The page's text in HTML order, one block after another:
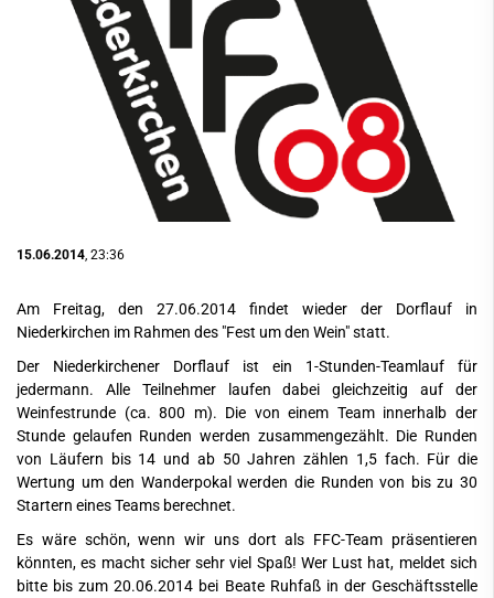
15.06.2014 , 23:36
Am Freitag, den 27.06.2014 findet wieder der Dorflauf in
Niederkirchen im Rahmen des "Fest um den Wein" statt.
Der Niederkirchener Dorflauf ist ein 1-Stunden-Teamlauf für
jedermann. Alle Teilnehmer laufen dabei gleichzeitig auf der
Weinfestrunde (ca. 800 m). Die von einem Team innerhalb der
Stunde gelaufen Runden werden zusammengezählt. Die Runden
von Läufern bis 14 und ab 50 Jahren zählen 1,5 fach. Für die
Wertung um den Wanderpokal werden die Runden von bis zu 30
Startern eines Teams berechnet.
Es wäre schön, wenn wir uns dort als FFC-Team präsentieren
könnten, es macht sicher sehr viel Spaß! Wer Lust hat, meldet sich
bitte bis zum 20.06.2014 bei Beate Ruhfaß in der Geschäftsstelle